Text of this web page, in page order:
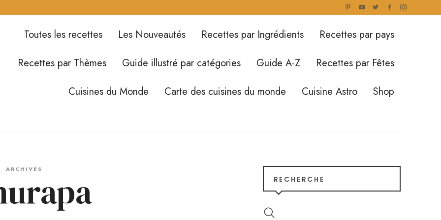
Toutes les recettes Les Nouveautés Recettes par Ingrédients
Recettes par pays
Recettes par Thèmes
Guide illustré par catégories Guide A-Z
Recettes par Fêtes
Cuisines du Monde
Carte des cuisines du monde Cuisine Astro Shop
ARCHIVES
RECHERCHE